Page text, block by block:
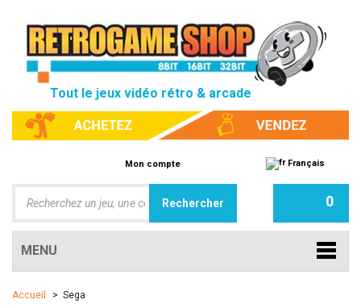
Tout le jeux vidéo rétro & arcade
Mon compte Français
0
MENU
Accueil > Sega